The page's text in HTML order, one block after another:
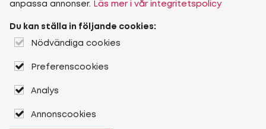
anpassa annonser.
Läs mer i vår integritetspolicy
Du kan ställa in följande cookies:
Nödvändiga cookies
Preferenscookies
Analys
Annonscookies